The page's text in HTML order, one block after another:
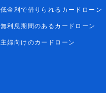
低金利で借りられるカードローン
無利息期間のあるカードローン
主婦向けのカードローン